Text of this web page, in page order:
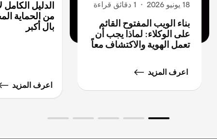
18 يونيو 2026 · 1 دقائق قراءة
بناء الويب المفتوح القائم
على الوكلاء: لماذا يجب أن
تعمل الهوية والاكتشاف معاً
اعرف المزيد
الدليل
من الحماية
بال أكبر
اعرف المزيد